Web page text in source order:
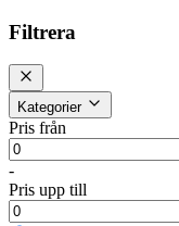
Filtrera
Kategorier
Pris från
-
Pris upp till